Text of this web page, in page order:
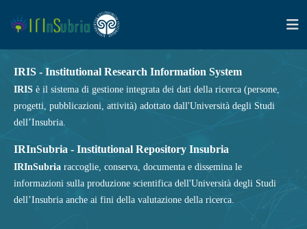
IRIS - Institutional Research Information System
IRIS è il sistema di gestione integrata dei dati della ricerca (persone,
progetti, pubblicazioni, attività) adottato dall'Università degli Studi
dell’Insubria.
IRInSubria - Institutional Repository Insubria
IRInSubria raccoglie, conserva, documenta e dissemina le
informazioni sulla produzione scientifica dell'Università degli Studi
dell’Insubria anche ai fini della valutazione della ricerca.